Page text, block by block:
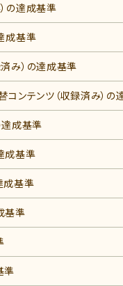
の達成基準
成基準
み）の達成基準
ンテンツ（収録済み）の
成基準
成基準
基準
基準
準